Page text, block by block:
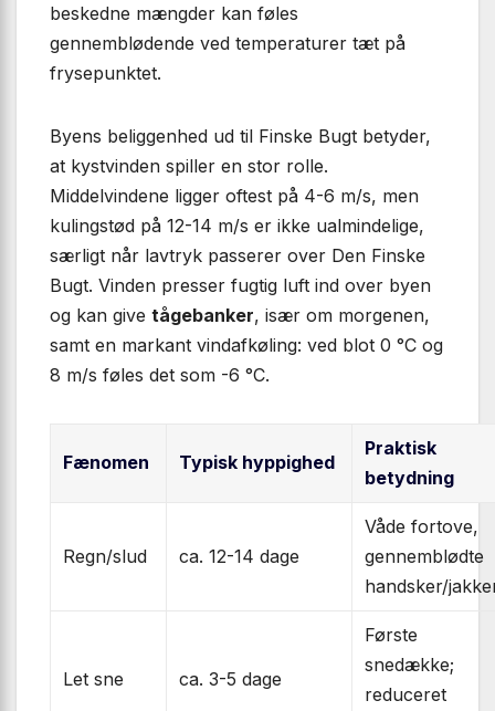
beskedne mængder kan føles
gennemblødende ved temperaturer tæt på
frysepunktet.
Byens beliggenhed ud til Finske Bugt betyder,
at kystvinden spiller en stor rolle.
Middelvindene ligger oftest på 4-6 m/s, men
kulingstød på 12-14 m/s er ikke ualmindelige,
særligt når lavtryk passerer over Den Finske
Bugt. Vinden presser fugtig luft ind over byen
og kan give tågebanker, især om morgenen,
samt en markant vindafkøling: ved blot 0 °C og
8 m/s føles det som -6 °C.
Fænomen Typisk hyppighed
Praktisk
betydning
Regn/slud ca. 12-14 dage
Våde fortove,
gennemblødte
handsker/
Let sne ca. 3-5 dage
Første
snedække;
reduceret